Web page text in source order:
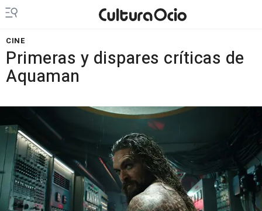
CINE
Primeras y dispares críticas de
Aquaman